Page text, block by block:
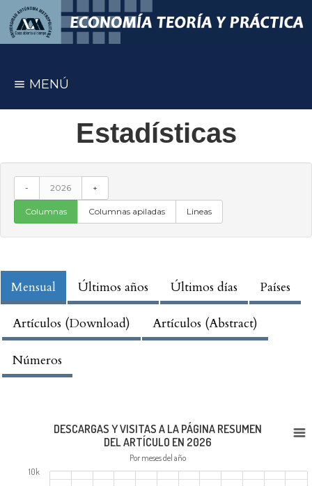
MENÚ
Estadísticas
- 2026 +
Columnas Columnas apiladas Lineas
Mensual Últimos años Últimos días Países
Artículos (Download) Artículos (Abstract)
Números
DESCARGAS Y VISITAS A LA PÁGINA RESUMEN
DEL ARTÍCULO EN 2026
Por meses del año
10k